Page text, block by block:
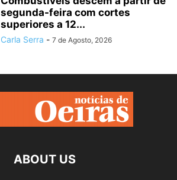
segunda-feira com cortes
superiores a 12...
Carla Serra - 7 de Agosto, 2026
ABOUT US